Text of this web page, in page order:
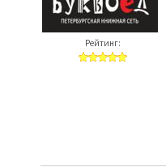
Рейтинг: